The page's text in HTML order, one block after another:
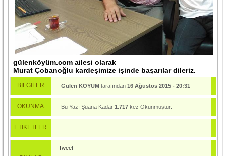
gülenköyüm.com ailesi olarak
Murat Çobanoğlu kardeşimize işinde başarılar dileriz.
BİLGİLER Gülen KÖYÜMtarafından 16 Ağustos 2015 - 20:31
OKUNMA Bu Yazı Şuana Kadar 1.717kez Okunmuştur.
ETİKETLER
Tweet